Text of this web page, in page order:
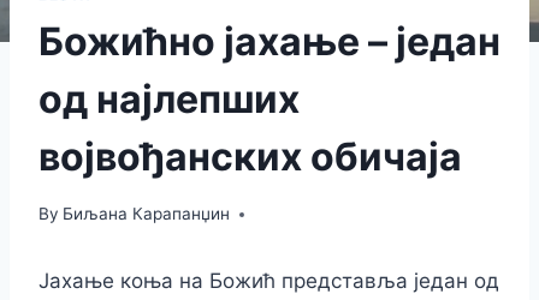
Божићно јахање – један
од најлепших
војвођанских обичаја
By Биљана Карапанџин
Јахање коња на Божић представља један од